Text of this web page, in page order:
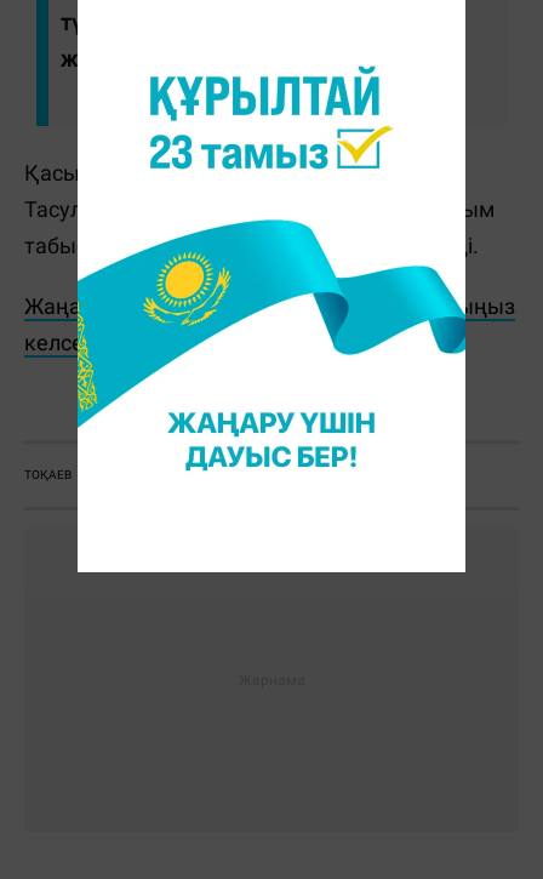
түседі деп сенемін", – делінген
жеделхатта.
Қасым-Жомарт Тоқаев Константинос
Тасуластың аса жауапты қызметіне толайым
табыс, ал Грекия халқына құт-береке тіледі.
Жаңалықтарды бәрінен бұрын біліп отырғыңыз
келсе, Telegram-арнамызға жазылыңыз!
ТОҚАЕВ ҚҰТТЫҚТАУ